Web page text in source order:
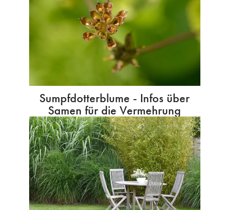
Sumpfdotterblume - Infos über
Samen für die Vermehrung